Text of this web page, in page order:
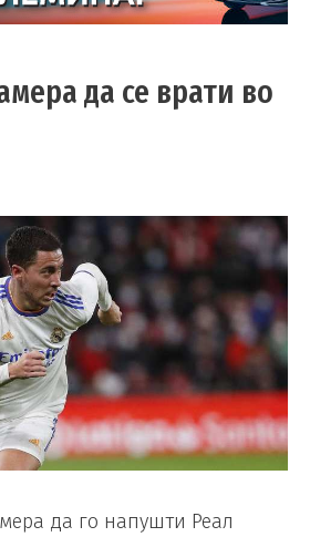
да се врати во
да го напушти Реал